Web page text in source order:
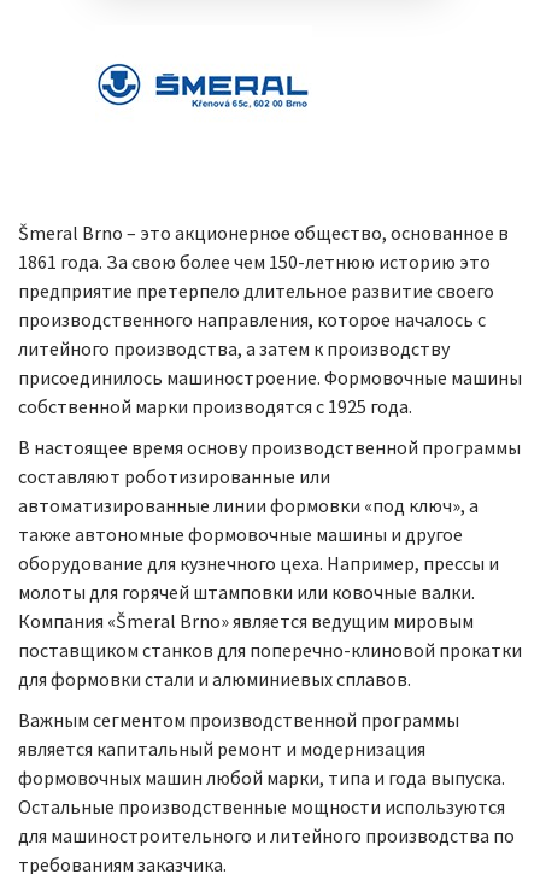
Šmeral Brno – это акционерное общество, основанное в
1861 года. За свою более чем 150-летнюю историю это
предприятие претерпело длительное развитие своего
производственного направления, которое началось с
литейного производства, а затем к производству
присоединилось машиностроение. Формовочные машины
собственной марки производятся с 1925 года.
В настоящее время основу производственной программы
составляют роботизированные или
автоматизированные линии формовки «под ключ», а
также автономные формовочные машины и другое
оборудование для кузнечного цеха. Например, прессы и
молоты для горячей штамповки или ковочные валки.
Компания «Šmeral Brno» является ведущим мировым
поставщиком станков для поперечно-клиновой прокатки
для формовки стали и алюминиевых сплавов.
Важным сегментом производственной программы
является капитальный ремонт и модернизация
формовочных машин любой марки, типа и года выпуска.
Остальные производственные мощности используются
для машиностроительного и литейного производства по
требованиям заказчика.